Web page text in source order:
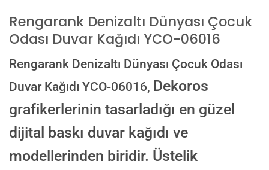
E-posta ile de gönderebilirsiniz:
info@dekoros.com
NOTLAR
Süreç Bilgilendirmesi
Görseliniz baskıya alınmadan önce ölçüye göre düzenlenmiş son hali
Rengarank Denizaltı Dünyası Çocuk
Odası Duvar Kağıdı YCO-06016
Rengarank Denizaltı Dünyası Çocuk Odası
Duvar Kağıdı YCO-06016, Dekoros
grafikerlerinin tasarladığı en güzel
dijital baskı duvar kağıdı ve
modellerinden biridir. Üstelik